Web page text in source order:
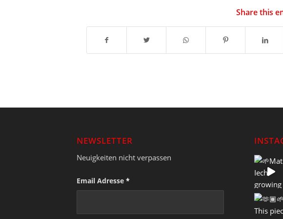
Share this
NEWSLETTER
Neuigkeiten nicht verpassen
Email Adresse *